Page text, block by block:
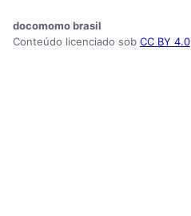
docomomo brasil
Conteúdo licenciado sob CC BY 4.0